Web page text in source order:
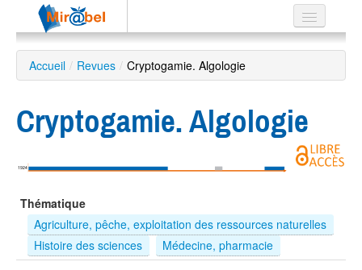
Le réseau
Soutien
Recherche
avancée
EN
ES
Accueil / Revues / Cryptogamie. Algologie
Cryptogamie. Algologie
1924
Thématique
Agriculture, pêche, exploitation des ressources naturelles
Histoire des sciences
Médecine, pharmacie